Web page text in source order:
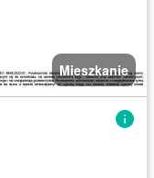
Mieszkanie